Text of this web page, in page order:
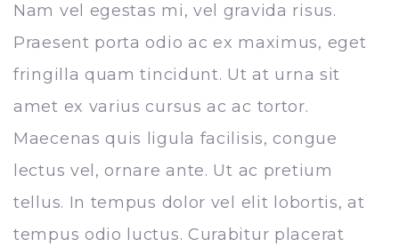
Nam vel egestas mi, vel gravida risus.
Praesent porta odio ac ex maximus, eget
fringilla quam tincidunt. Ut at urna sit
amet ex varius cursus ac ac tortor.
Maecenas quis ligula facilisis, congue
lectus vel, ornare ante. Ut ac pretium
tellus. In tempus dolor vel elit lobortis, at
tempus odio luctus. Curabitur placerat